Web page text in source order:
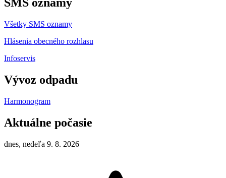
SMS oznamy
Všetky SMS oznamy
Hlásenia obecného rozhlasu
Infoservis
Vývoz odpadu
Harmonogram
Aktuálne počasie
dnes, nedeľa 9. 8. 2026